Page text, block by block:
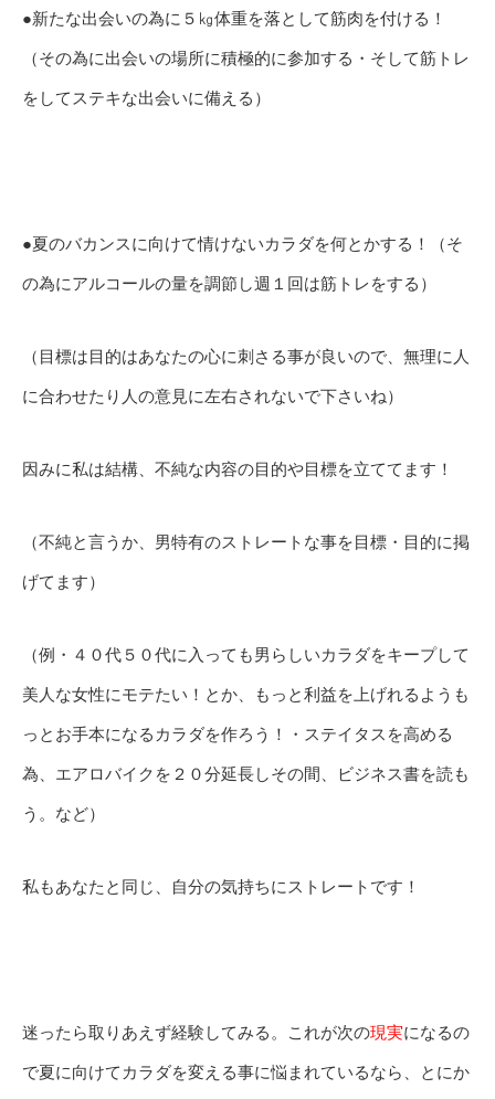
●新たな出会いの為に５㎏体重を落として筋肉を付ける！
（その為に出会いの場所に積極的に参加する・そして筋トレ
をしてステキな出会いに備える）
●夏のバカンスに向けて情けないカラダを何とかする！（そ
の為にアルコールの量を調節し週１回は筋トレをする）
（目標は目的はあなたの心に刺さる事が良いので、無理に人
に合わせたり人の意見に左右されないで下さいね）
因みに私は結構、不純な内容の目的や目標を立ててます！
（不純と言うか、男特有のストレートな事を目標・目的に掲
げてます）
（例・４０代５０代に入っても男らしいカラダをキープして
美人な女性にモテたい！とか、もっと利益を上げれるようも
っとお手本になるカラダを作ろう！・ステイタスを高める
為、エアロバイクを２０分延長しその間、ビジネス書を読も
う。など）
私もあなたと同じ、自分の気持ちにストレートです！
迷ったら取りあえず経験してみる。これが次の現実になるの
で夏に向けてカラダを変える事に悩まれているなら、とにか